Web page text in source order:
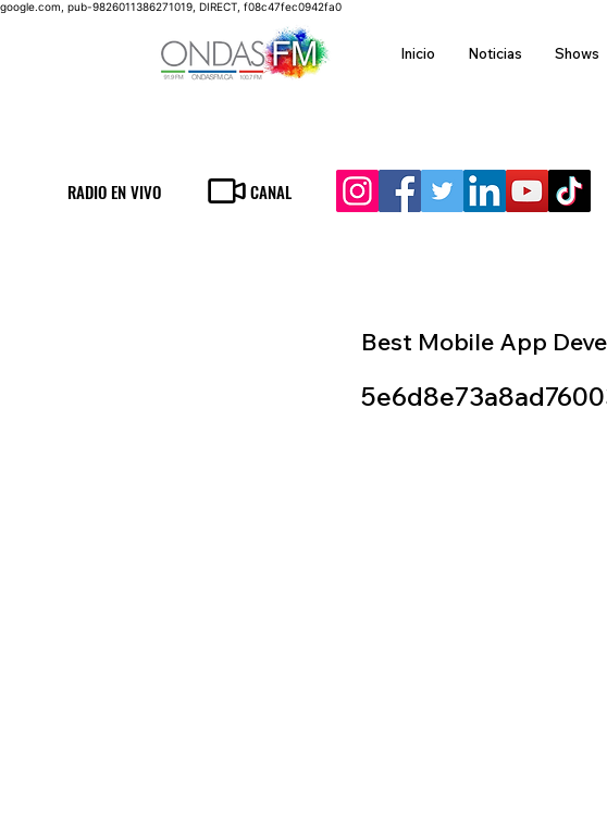
google.com, pub-9826011386271019, DIRECT, f08c47fec0942fa0
Inicio Noticias Shows
RADIO EN VIVO CANAL
Best Mobile App